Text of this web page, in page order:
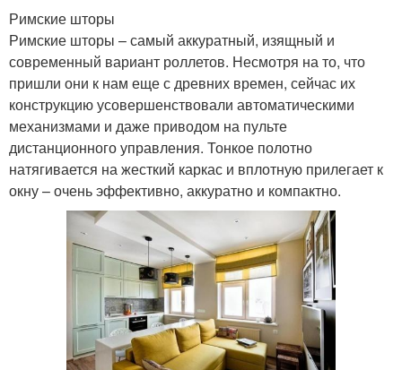
Римские шторы
Римские шторы – самый аккуратный, изящный и
современный вариант роллетов. Несмотря на то, что
пришли они к нам еще с древних времен, сейчас их
конструкцию усовершенствовали автоматическими
механизмами и даже приводом на пульте
дистанционного управления. Тонкое полотно
натягивается на жесткий каркас и вплотную прилегает к
окну – очень эффективно, аккуратно и компактно.